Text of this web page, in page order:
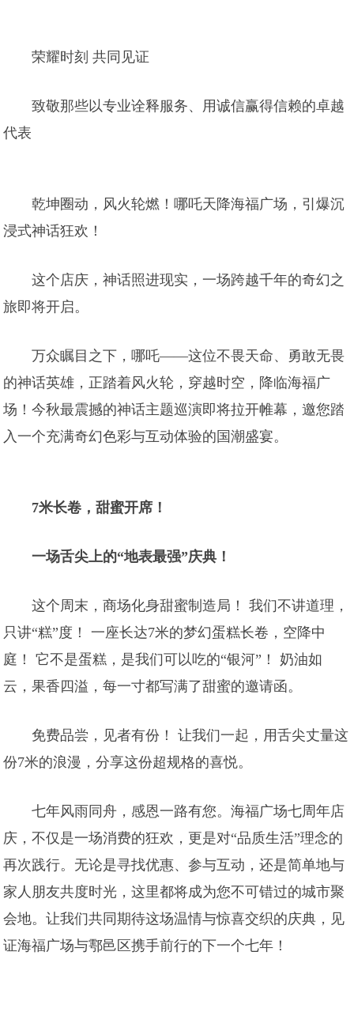
荣耀时刻 共同见证
致敬那些以专业诠释服务、用诚信赢得信赖的卓越
代表
乾坤圈动，风火轮燃！哪吒天降海福广场，引爆沉
浸式神话狂欢！
这个店庆，神话照进现实，一场跨越千年的奇幻之
旅即将开启。
万众瞩目之下，哪吒——这位不畏天命、勇敢无畏
的神话英雄，正踏着风火轮，穿越时空，降临海福广
场！今秋最震撼的神话主题巡演即将拉开帷幕，邀您踏
入一个充满奇幻色彩与互动体验的国潮盛宴。
7米长卷，甜蜜开席！
一场舌尖上的“地表最强”庆典！
这个周末，商场化身甜蜜制造局！ 我们不讲道理，
只讲“糕”度！ 一座长达7米的梦幻蛋糕长卷，空降中
庭！ 它不是蛋糕，是我们可以吃的“银河”！ 奶油如
云，果香四溢，每一寸都写满了甜蜜的邀请函。
免费品尝，见者有份！ 让我们一起，用舌尖丈量这
份7米的浪漫，分享这份超规格的喜悦。
七年风雨同舟，感恩一路有您。海福广场七周年店
庆，不仅是一场消费的狂欢，更是对“品质生活”理念的
再次践行。无论是寻找优惠、参与互动，还是简单地与
家人朋友共度时光，这里都将成为您不可错过的城市聚
会地。让我们共同期待这场温情与惊喜交织的庆典，见
证海福广场与鄠邑区携手前行的下一个七年！